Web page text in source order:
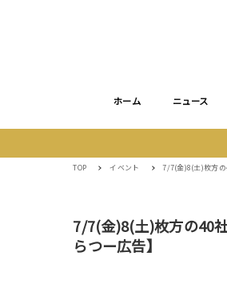
ホーム ニュース
TOP イベント 7/7(金)8(土)枚方の
7/7(金)8(土)枚方の40
らつー広告】